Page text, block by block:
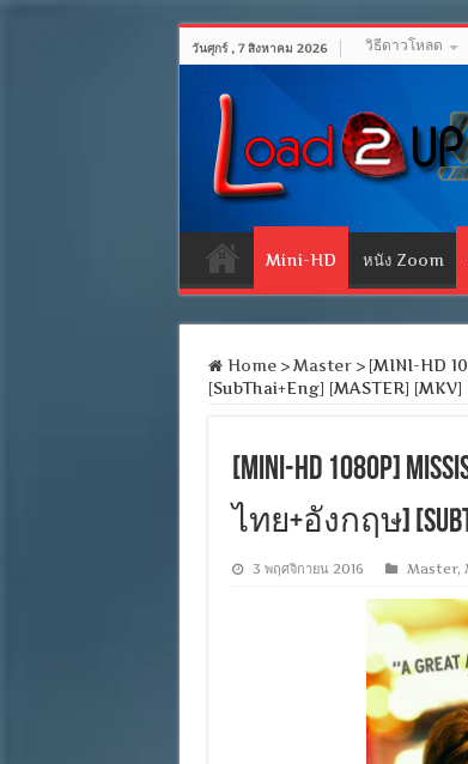
วันศุกร์ , 7 สิงหาคม 2026 วิธีดาวโหลด
Mini-HD หนัง Zoom
Home > Master > [MINI-HD
[SubThai+Eng] [MASTER] [MKV]
[MINI-HD 1080P]
ไทย+อังกฤษ]
3 พฤศจิกายน 2016 Master,